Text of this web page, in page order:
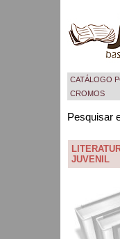
CATÁLOGO
CROMOS
Pesquisar
JUVENIL